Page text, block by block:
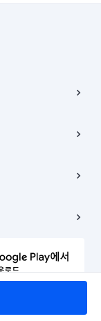
트리빌딩) B동 5층
8층 미소
에게 있습니다.